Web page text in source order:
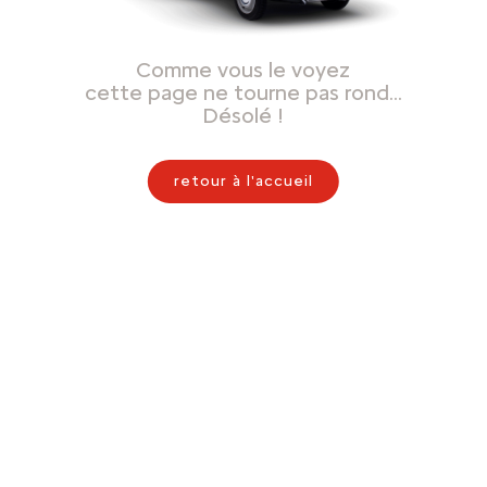
Comme vous le voyez
cette page ne tourne pas rond…
Désolé !
retour à l'accueil